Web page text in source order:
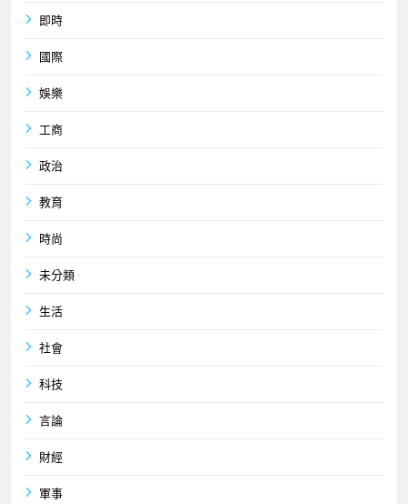
即時
國際
娛樂
工商
政治
教育
時尚
未分類
生活
社會
科技
言論
財經
軍事